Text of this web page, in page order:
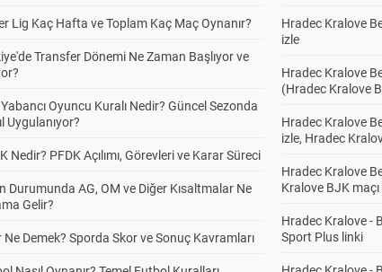
Lig Kaç Hafta ve Toplam Kaç Maç Oynanır?
Transfer Dönemi Ne Zaman Başlıyor ve
Oyuncu Kuralı Nedir? Güncel Sezonda
Uygulanıyor?
Nedir? PFDK Açılımı, Görevleri ve Karar Süreci
Durumunda AG, OM ve Diğer Kısaltmalar Ne
Gelir?
Ne Demek? Sporda Skor ve Sonuç Kavramları
Hradec Kralove
izle
Hradec Kralove
(Hradec Kralove
Hradec Kralove
izle, Hradec
Hradec Kralove
Kralove BJK maçı
Hradec Kralove -
Sport Plus linki